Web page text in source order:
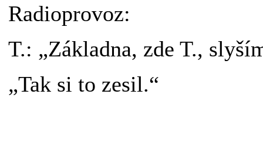
Radioprovoz:
T.: „Základna, zde T.,
„Tak si to zesil.“